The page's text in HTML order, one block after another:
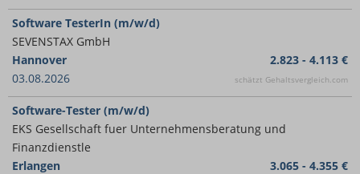
Software TesterIn (m/w/d)
SEVENSTAX GmbH
Hannover
03.08.2026
2.823 - 4.113 €
schätzt Gehaltsvergleich.com
Software-Tester (m/w/d)
EKS Gesellschaft fuer Unternehmensberatung und
Finanzdienstle
Erlangen
3.065 - 4.355 €